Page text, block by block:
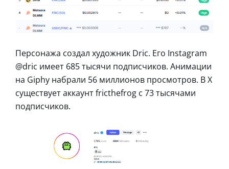
Персонажа создал художник Dric. Его Instagram
@dric имеет 685 тысячи подписчиков. Анимации
на Giphy набрали 56 миллионов просмотров. В X
существует аккаунт fricthefrog с 73 тысячами
подписчиков.